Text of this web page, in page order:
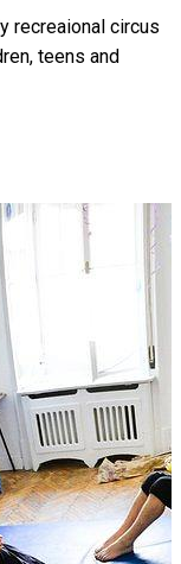
recreaional circus
teens and